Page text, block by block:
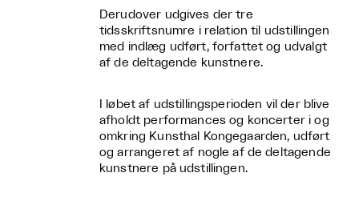
Derudover udgives der tre
tidsskriftsnumre i relation til udstillingen
med indlæg udført, forfattet og udvalgt
af de deltagende kunstnere.
I løbet af udstillingsperioden vil der blive
afholdt performances og koncerter i og
omkring Kunsthal Kongegaarden, udført
og arrangeret af nogle af de deltagende
kunstnere på udstillingen.